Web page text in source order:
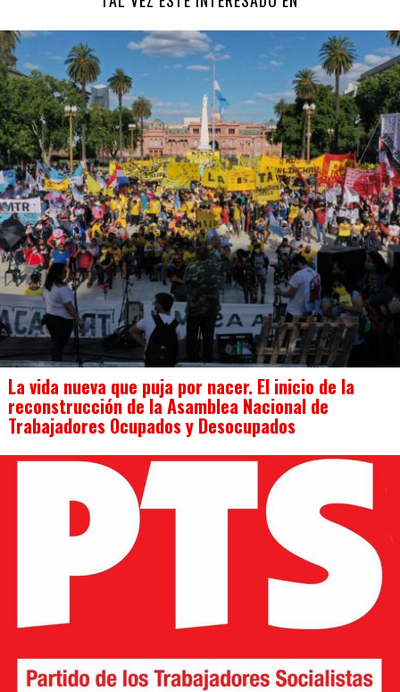
La vida nueva que puja por nacer. El inicio de la
reconstrucción de la Asamblea Nacional de
Trabajadores Ocupados y Desocupados